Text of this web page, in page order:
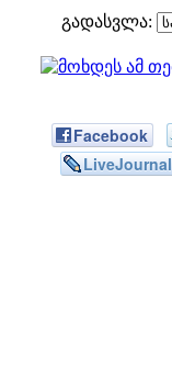
გადასვლა:
Facebook
LiveJournal